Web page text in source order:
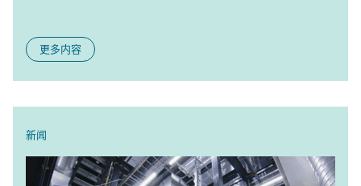
更多内容
CATEGORY:
新闻